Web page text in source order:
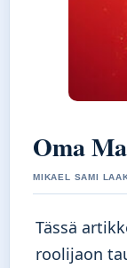
Oma
MIKAEL SAMI
Tässä
roolijaon